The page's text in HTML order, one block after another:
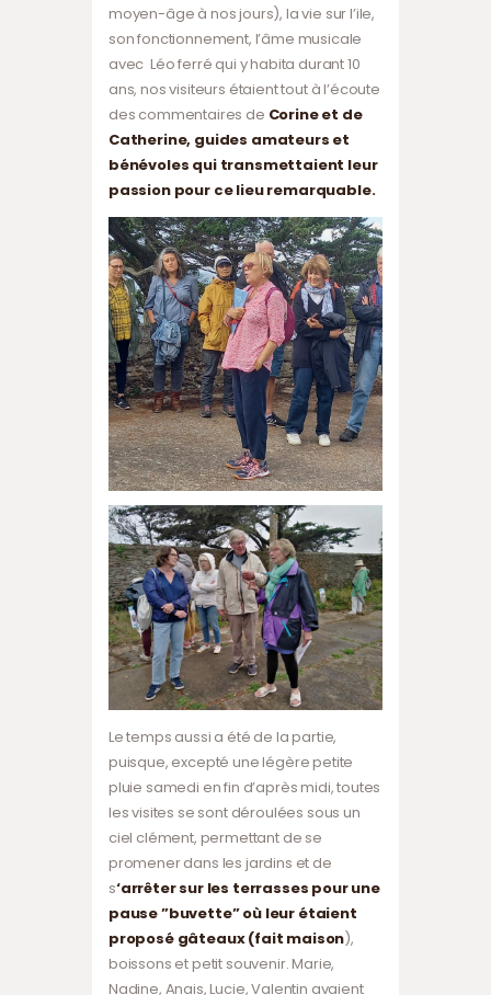
moyen-âge à nos jours), la vie sur l’ile,
son fonctionnement, l’âme musicale
avec Léo ferré qui y habita durant 10
ans, nos visiteurs étaient tout à l’écoute
des commentaires de Corine et de
Catherine, guides amateurs et
bénévoles qui transmettaient leur
passion pour ce lieu remarquable.
Le temps aussi a été de la partie,
puisque, excepté une légère petite
pluie samedi en fin d’après midi, toutes
les visites se sont déroulées sous un
ciel clément, permettant de se
promener dans les jardins et de
s‘arrêter sur les terrasses pour une
pause ”buvette” où leur étaient
proposé gâteaux (fait maison),
boissons et petit souvenir. Marie,
Nadine, Anais, Lucie, Valentin avaient